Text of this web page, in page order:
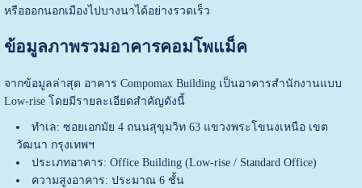
หรือออกนอกเมืองไปบางนาได้อย่างรวดเร็ว
ข้อมูลภาพรวมอาคารคอมโพแม็ค
จากข้อมูลล่าสุด อาคาร Compomax Building เป็นอาคารสำนักงานแบบ
Low-rise โดยมีรายละเอียดสำคัญดังนี้
ทำเล: ซอยเอกมัย 4 ถนนสุขุมวิท 63 แขวงพระโขนงเหนือ เขต
วัฒนา กรุงเทพฯ
ประเภทอาคาร: Office Building (Low-rise / Standard Office)
ความสูงอาคาร: ประมาณ 6 ชั้น